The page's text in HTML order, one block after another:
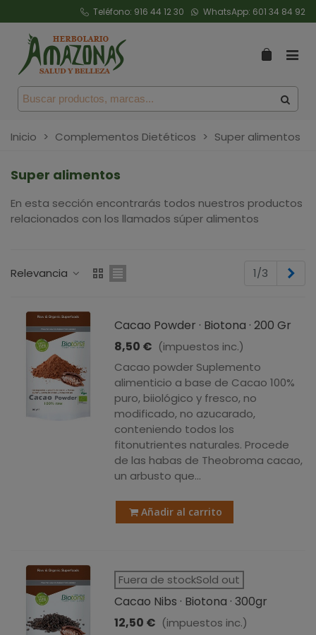
Teléfono: 916 44 12 30 WhatsApp: 601 34 84 92
Inicio > Complementos Dietéticos > Super alimentos
Super alimentos
En esta sección encontrarás todos nuestros productos
relacionados con los llamados súper alimentos
Relevancia 1/3
Cacao Powder · Biotona · 200 Gr
8,50 € (impuestos inc.)
Cacao powder Suplemento
alimenticio a base de Cacao 100%
puro, biiológico y fresco, no
modificado, no azucarado,
conteniendo todos los
fitonutrientes naturales. Procede
de las habas de Theobroma cacao,
un arbusto que...
Añadir al carrito
Fuera de stockSold out
Cacao Nibs · Biotona · 300gr
12,50 € (impuestos inc.)